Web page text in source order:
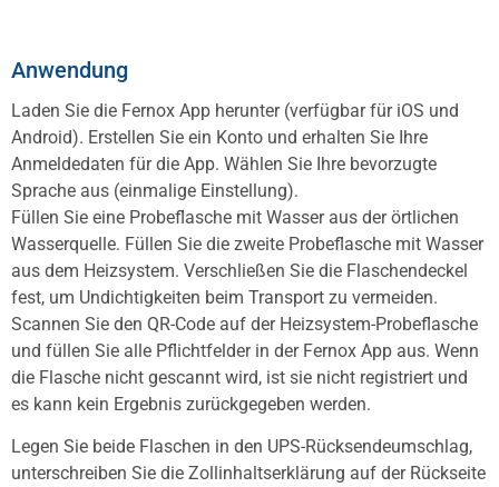
Anwendung
Laden Sie die Fernox App herunter (verfügbar für iOS und
Android). Erstellen Sie ein Konto und erhalten Sie Ihre
Anmeldedaten für die App. Wählen Sie Ihre bevorzugte
Sprache aus (einmalige Einstellung).
Füllen Sie eine Probeflasche mit Wasser aus der örtlichen
Wasserquelle. Füllen Sie die zweite Probeflasche mit Wasser
aus dem Heizsystem. Verschließen Sie die Flaschendeckel
fest, um Undichtigkeiten beim Transport zu vermeiden.
Scannen Sie den QR-Code auf der Heizsystem-Probeflasche
und füllen Sie alle Pflichtfelder in der Fernox App aus. Wenn
die Flasche nicht gescannt wird, ist sie nicht registriert und
es kann kein Ergebnis zurückgegeben werden.
Legen Sie beide Flaschen in den UPS-Rücksendeumschlag,
unterschreiben Sie die Zollinhaltserklärung auf der Rückseite